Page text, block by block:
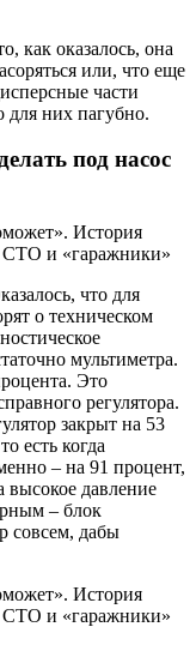
как оказалось, она
или, что еще
части
них пагубно.
под насос
что для
о техническом
мультиметра.
Это
регулятора.
закрыт на 53
есть когда
– на 91 процент,
высокое давление
– блок
совсем, дабы